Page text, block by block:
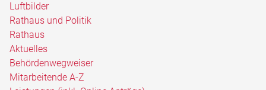
Luftbilder
Rathaus und Politik
Rathaus
Aktuelles
Behördenwegweiser
Mitarbeitende A-Z